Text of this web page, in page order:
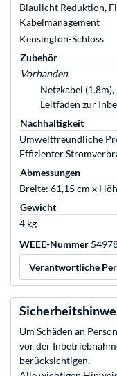
Blaulicht Reduktion,
Kabelmanagement
Kensington-Schloss
Zubehör
Vorhanden
Netzkabel
Leitfaden zur
Nachhaltigkeit
Umweltfreundliche
Effizienter
Abmessungen
Breite: 61,15 cm x
Gewicht
4 kg
WEEE-Nummer
Verantwortliche
Um Schäden an
vor der
berücksichtigen.